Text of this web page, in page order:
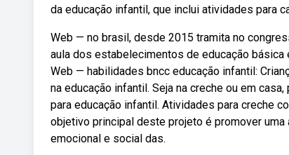
da educação infantil, que inclui atividades para
Web — no brasil, desde 2015 tramita no
aula dos estabelecimentos de educação
Web — habilidades bncc educação infantil:
na educação infantil. Seja na creche ou em
para educação infantil. Atividades para creche
objetivo principal deste projeto é promover
emocional e social das.